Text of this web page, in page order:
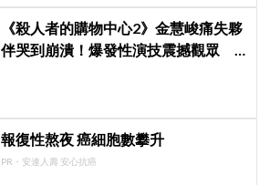
《殺人者的購物中心2》金慧峻痛失夥
伴哭到崩潰！爆發性演技震撼觀眾
報復性熬夜 癌細胞數攀升
PR・安達人壽 安心抗癌